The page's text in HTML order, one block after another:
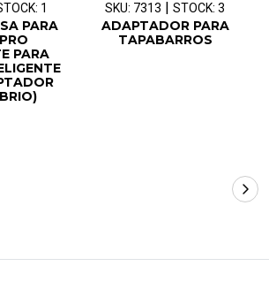
1
PARA
PARA
SKU: 7313 STOCK: 3
ADAPTADOR PARA
TAPABARROS